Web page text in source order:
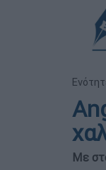
Με